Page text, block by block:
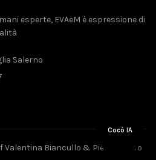
esperte, EVAeM è espressione di
Salerno
Valentina Biancullo & Pietro Piliero
Cocò IA